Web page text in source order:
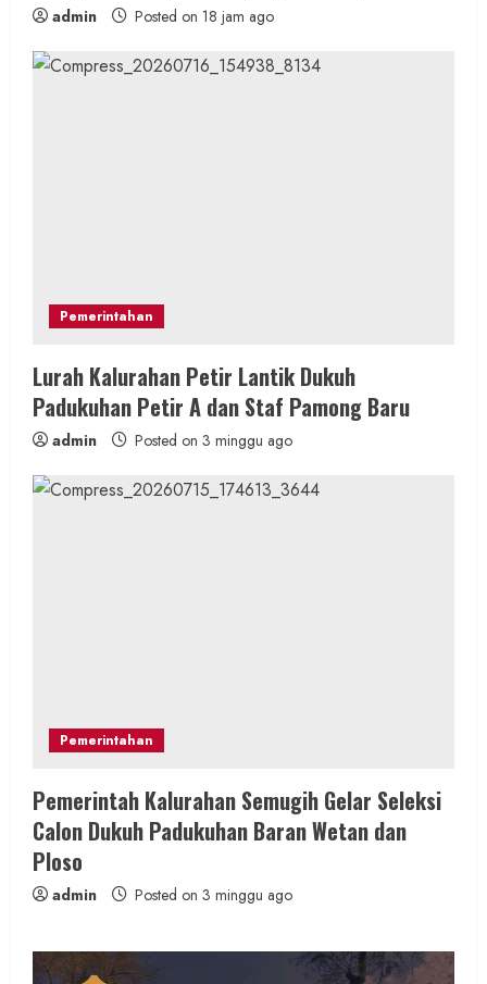
admin Posted on 18 jam ago
Pemerintahan
Lurah Kalurahan Petir Lantik Dukuh
Padukuhan Petir A dan Staf Pamong Baru
admin Posted on 3 minggu ago
Pemerintahan
Pemerintah Kalurahan Semugih Gelar Seleksi
Calon Dukuh Padukuhan Baran Wetan dan
Ploso
admin Posted on 3 minggu ago